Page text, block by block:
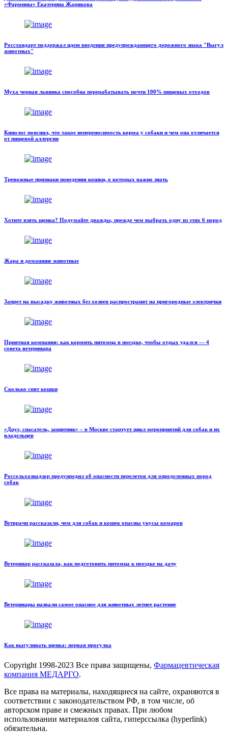
«Фармины» Екатерина Жарикова
Росстандарт поддержал идею введения предупреждающего дорожного знака "Выгул
животных"
Муха черная львинка способна перерабатывать почти 100% пищевых отходов
Кинолог пояснил, что такое непереносимость корма у собаки и чем она отличается
от пищевой аллергии
Тревожные признаки поведения кошки, о которых важно знать
Хотите взять щенка? Подумайте дважды, прежде чем выбрать одну из этих 6 пород
Жара и домашние животные
Запрет на высадку животных без хозяев распространят на пригородные электрички
Приятная компания: как кормить питомца в поездке, чтобы отдых удался — 4
совета ветеринара
Сколько спят кошки
«Друг, спасатель, защитник» – в Москве стартует цикл мероприятий для собак и их
владельцев
Россельхознадзор предупредил об опасности перелетов для определенных пород
собак
Ветврачи рассказали, чем для собак и кошек опасны укусы комаров
Ветеринар рассказала, как подготовить питомца к поездке на дачу
Ветеринары назвали самое опасное для животных летнее растение
Как выгуливать щенка: первая прогулка
Copyright 1998-2023 Все права защищены, Фармацевтическая
компания МЕДАРГО.
Все права на материалы, находящиеся на сайте, охраняются в
соответствии с законодательством РФ, в том числе, об
авторском праве и смежных правах. При любом
использовании материалов сайта, гиперссылка (hyperlink)
обязательна.